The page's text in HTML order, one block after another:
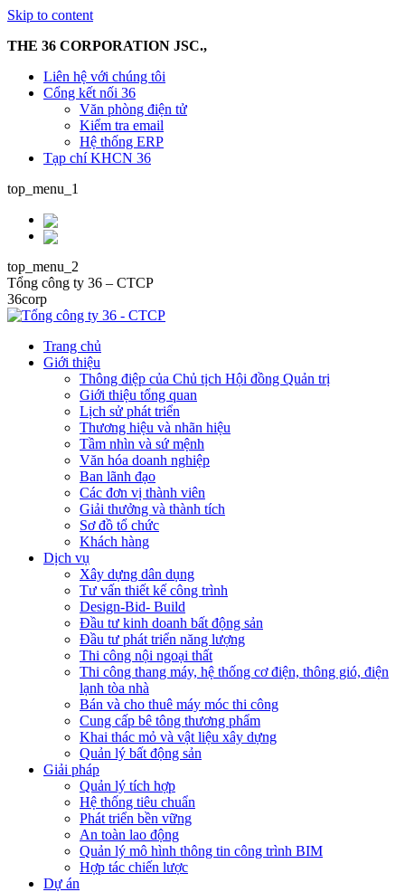
Skip to content
THE 36 CORPORATION JSC.,
Liên hệ với chúng tôi
Cổng kết nối 36
Văn phòng điện tử
Kiểm tra email
Hệ thống ERP
Tạp chí KHCN 36
top_menu_1
top_menu_2
Tổng công ty 36 – CTCP
36corp
Trang chủ
Giới thiệu
Thông điệp của Chủ tịch Hội đồng Quản trị
Giới thiệu tổng quan
Lịch sử phát triển
Thương hiệu và nhãn hiệu
Tầm nhìn và sứ mệnh
Văn hóa doanh nghiệp
Ban lãnh đạo
Các đơn vị thành viên
Giải thưởng và thành tích
Sơ đồ tổ chức
Khách hàng
Dịch vụ
Xây dựng dân dụng
Tư vấn thiết kế công trình
Design-Bid- Build
Đầu tư kinh doanh bất động sản
Đầu tư phát triển năng lượng
Thi công nội ngoại thất
Thi công thang máy, hệ thống cơ điện, thông gió, điện
lạnh tòa nhà
Bán và cho thuê máy móc thi công
Cung cấp bê tông thương phẩm
Khai thác mỏ và vật liệu xây dựng
Quản lý bất động sản
Giải pháp
Quản lý tích hợp
Hệ thống tiêu chuẩn
Phát triển bền vững
An toàn lao động
Quản lý mô hình thông tin công trình BIM
Hợp tác chiến lược
Dự án